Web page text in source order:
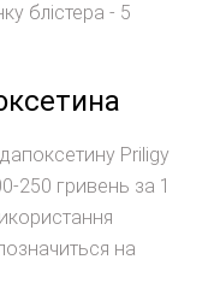
блістера - 5
Priligy
250 гривень за 1
на